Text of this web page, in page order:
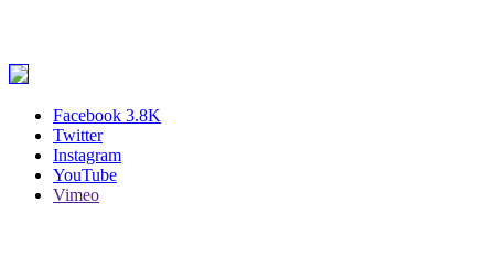
Facebook 3.8K
Twitter
Instagram
YouTube
Vimeo